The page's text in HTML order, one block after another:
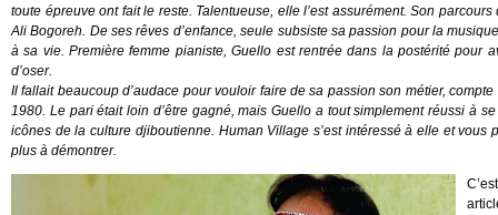
toute épreuve ont fait le reste. Talentueuse, elle l’est assurément. Son
Ali Bogoreh. De ses rêves d’enfance, seule subsiste sa passion pour la
à sa vie. Première femme pianiste, Guello est rentrée dans la postérité
d’oser.
Il fallait beaucoup d’audace pour vouloir faire de sa passion son métier,
1980. Le pari était loin d’être gagné, mais Guello a tout simplement réussi à
icônes de la culture djiboutienne. Human Village s’est intéressé à elle et vous
plus à démontrer.